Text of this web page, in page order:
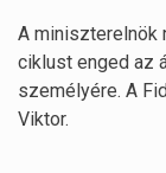
A miniszterelnök
ciklust enged az
személyére. A
Viktor.